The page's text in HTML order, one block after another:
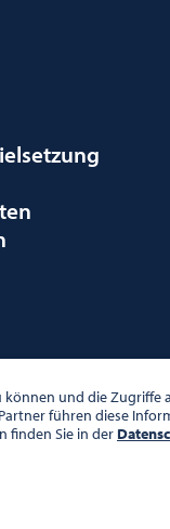
und die
führen diese
finden Sie in der